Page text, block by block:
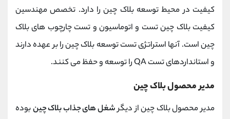
کیفیت در محیط توسعه بلاک چین را دارد. تخصص مهندسین
کیفیت بلاک چین تست و اتوماسیون و تست چارچوب های بلاک
چین است. آنها استراتژی تست توسعه بلاک چین را بر عهده دارند
و استانداردهای تست QA را توسعه و حفظ می کنند.
مدیر محصول بلاک چین
مدیر محصول بلاک چین از دیگرشغل های جذاب بلاک چینبوده